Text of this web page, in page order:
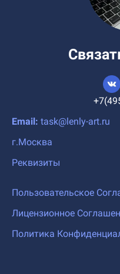
Email: task@lenly-art.ru
г.Москва
Реквизиты
Пользовательское
Лицензионное
Политика